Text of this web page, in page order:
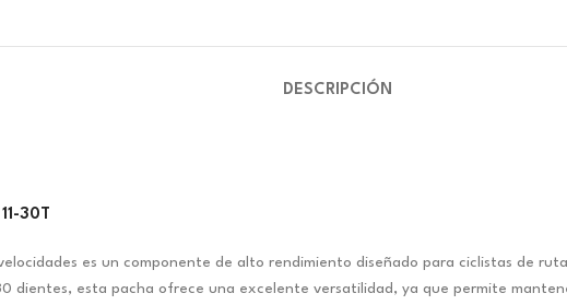
DESCRIPCIÓN
30T
es un componente de alto rendimiento diseñado para ciclistas de
dientes, esta pacha ofrece una excelente versatilidad, ya que permite